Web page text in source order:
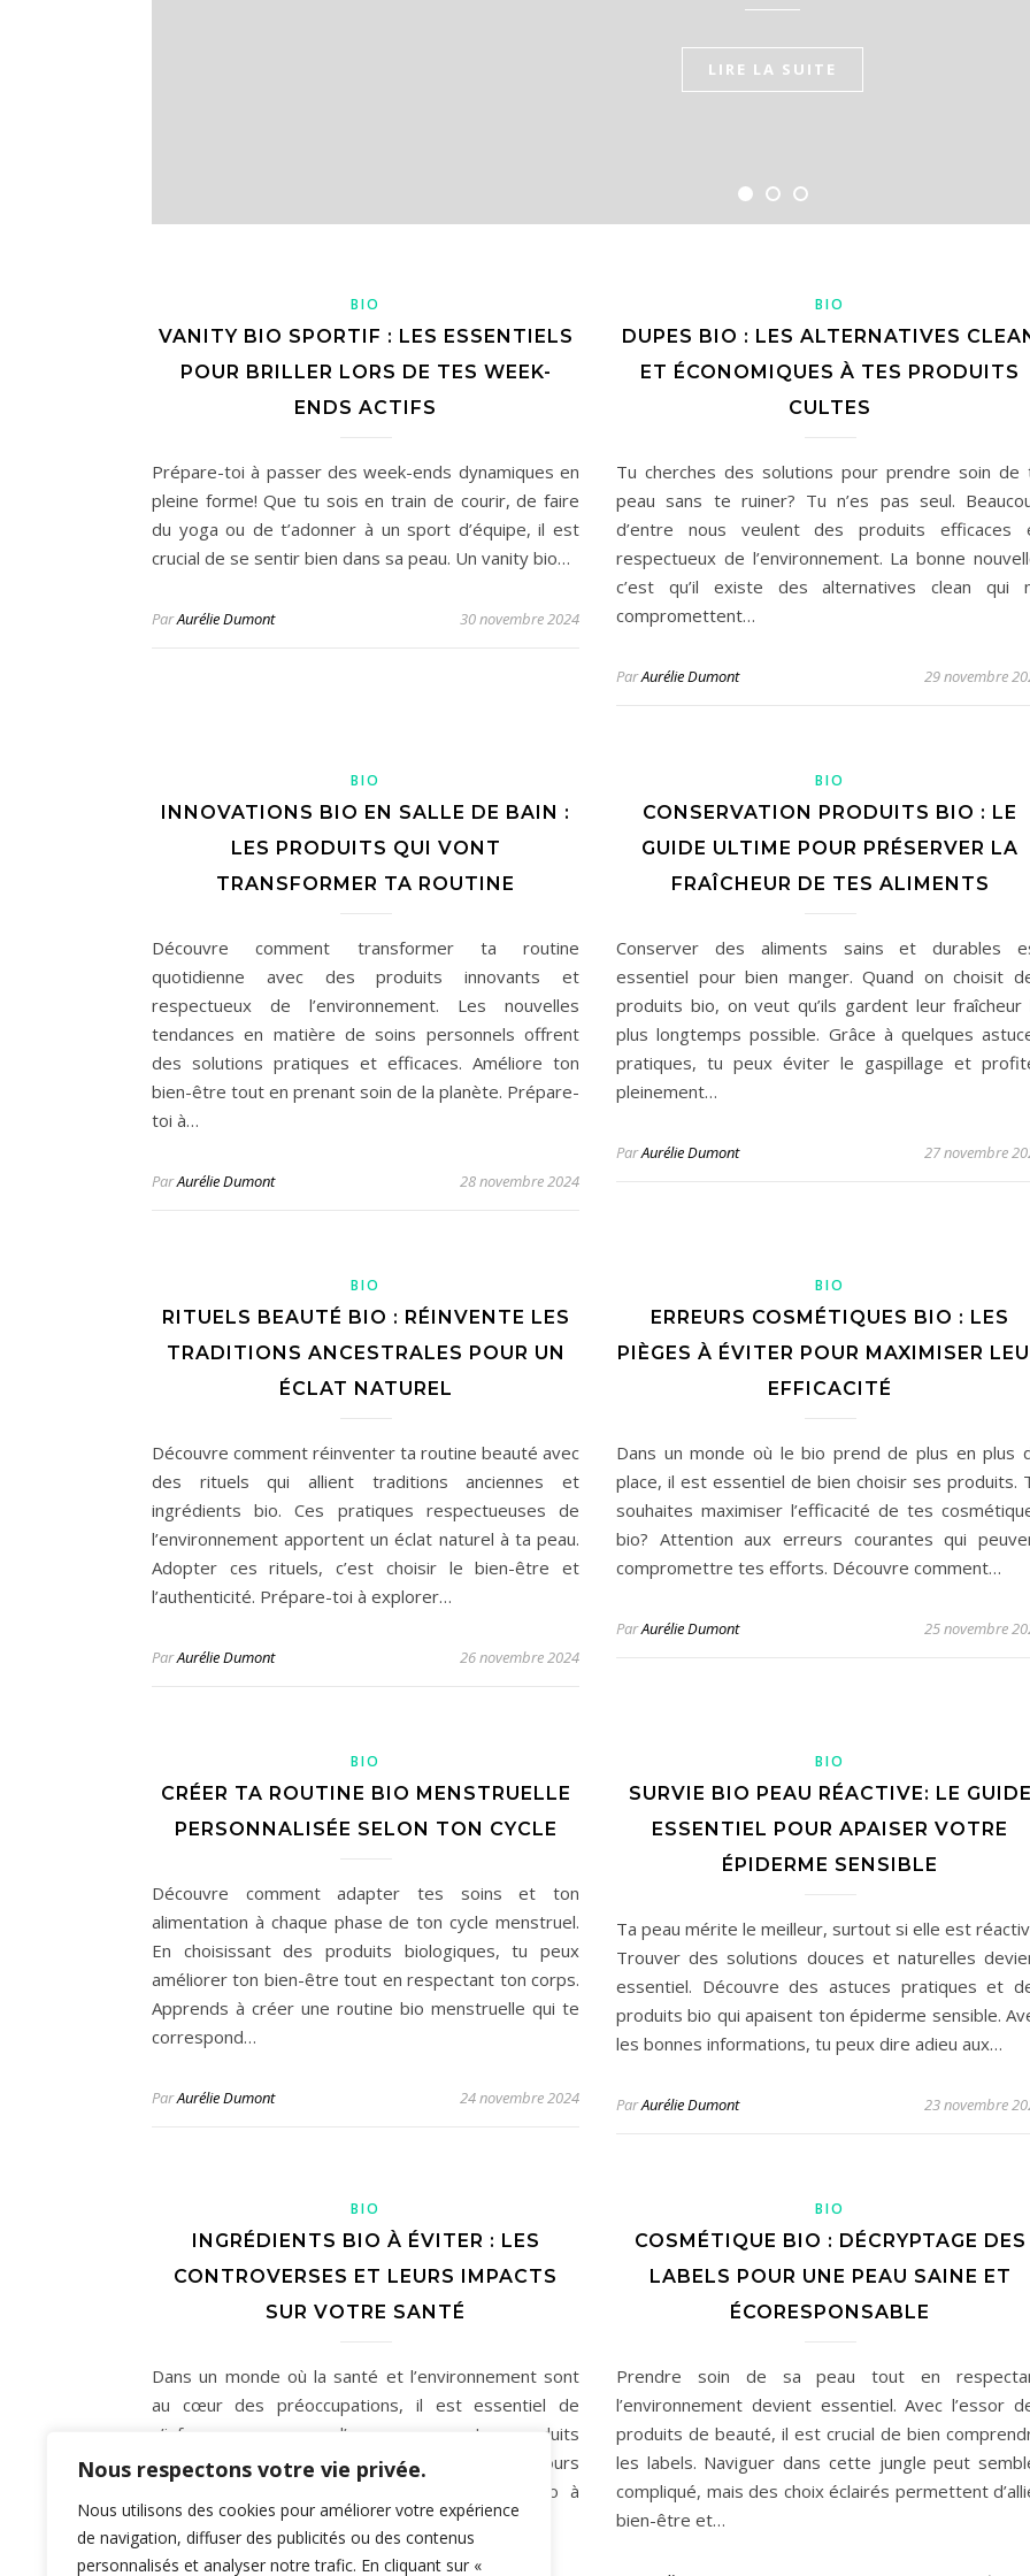
Nous respectons votre vie privée.
Nous utilisons des cookies pour améliorer votre expérience
de navigation, diffuser des publicités ou des contenus
personnalisés et analyser notre trafic. En cliquant sur «
LIRE LA SUITE
LIRE LA SUITE
LIRE LA SUITE
BIO
VANITY BIO SPORTIF : LES ESSENTIELS
POUR BRILLER LORS DE TES WEEK-
ENDS ACTIFS
Prépare-toi à passer des week-ends dynamiques en
pleine forme! Que tu sois en train de courir, de faire
du yoga ou de t’adonner à un sport d’équipe, il est
crucial de se sentir bien dans sa peau. Un vanity bio…
ParAurélie Dumont 30 novembre 2024
BIO
DUPES BIO : LES ALTERNATIVES
ET ÉCONOMIQUES À TES PRODUITS
CULTES
Tu cherches des solutions pour prendre soin de
peau sans te ruiner? Tu n’es pas seul.
d’entre nous veulent des produits efficaces
respectueux de l’environnement. La bonne
c’est qu’il existe des alternatives clean qui
compromettent…
ParAurélie Dumont 29 novembre
BIO
INNOVATIONS BIO EN SALLE DE BAIN :
LES PRODUITS QUI VONT
TRANSFORMER TA ROUTINE
Découvre comment transformer ta routine
quotidienne avec des produits innovants et
respectueux de l’environnement. Les nouvelles
tendances en matière de soins personnels offrent
des solutions pratiques et efficaces. Améliore ton
bien-être tout en prenant soin de la planète. Prépare-
toi à…
ParAurélie Dumont 28 novembre 2024
BIO
CONSERVATION PRODUITS BIO : LE
GUIDE ULTIME POUR PRÉSERVER LA
FRAÎCHEUR DE TES ALIMENTS
Conserver des aliments sains et durables
essentiel pour bien manger. Quand on choisit
produits bio, on veut qu’ils gardent leur fraîcheur
plus longtemps possible. Grâce à quelques
pratiques, tu peux éviter le gaspillage et
pleinement…
ParAurélie Dumont 27 novembre
BIO
RITUELS BEAUTÉ BIO : RÉINVENTE LES
TRADITIONS ANCESTRALES POUR UN
ÉCLAT NATUREL
Découvre comment réinventer ta routine beauté avec
des rituels qui allient traditions anciennes et
ingrédients bio. Ces pratiques respectueuses de
l’environnement apportent un éclat naturel à ta peau.
Adopter ces rituels, c’est choisir le bien-être et
l’authenticité. Prépare-toi à explorer…
ParAurélie Dumont 26 novembre 2024
BIO
ERREURS COSMÉTIQUES BIO : LES
PIÈGES À ÉVITER POUR MAXIMISER
EFFICACITÉ
Dans un monde où le bio prend de plus en plus
place, il est essentiel de bien choisir ses produits.
souhaites maximiser l’efficacité de tes
bio? Attention aux erreurs courantes qui
compromettre tes efforts. Découvre comment…
ParAurélie Dumont 25 novembre
BIO
CRÉER TA ROUTINE BIO MENSTRUELLE
PERSONNALISÉE SELON TON CYCLE
Découvre comment adapter tes soins et ton
alimentation à chaque phase de ton cycle menstruel.
En choisissant des produits biologiques, tu peux
améliorer ton bien-être tout en respectant ton corps.
Apprends à créer une routine bio menstruelle qui te
correspond…
ParAurélie Dumont 24 novembre 2024
BIO
SURVIE BIO PEAU RÉACTIVE: LE GUIDE
ESSENTIEL POUR APAISER VOTRE
ÉPIDERME SENSIBLE
Ta peau mérite le meilleur, surtout si elle est
Trouver des solutions douces et naturelles
essentiel. Découvre des astuces pratiques et
produits bio qui apaisent ton épiderme sensible.
les bonnes informations, tu peux dire adieu aux…
ParAurélie Dumont 23 novembre
BIO
INGRÉDIENTS BIO À ÉVITER : LES
CONTROVERSES ET LEURS IMPACTS
SUR VOTRE SANTÉ
Dans un monde où la santé et l’environnement sont
au cœur des préoccupations, il est essentiel de
s’informer sur ce que l’on consomme. Les produits
bio, bien qu’attrayants, ne sont pas toujours
synonymes de qualité. Certains ingrédients bio à
éviter…
BIO
COSMÉTIQUE BIO : DÉCRYPTAGE DES
LABELS POUR UNE PEAU SAINE ET
ÉCORESPONSABLE
Prendre soin de sa peau tout en
l’environnement devient essentiel. Avec l’essor
produits de beauté, il est crucial de bien
les labels. Naviguer dans cette jungle peut
compliqué, mais des choix éclairés permettent
bien-être et…